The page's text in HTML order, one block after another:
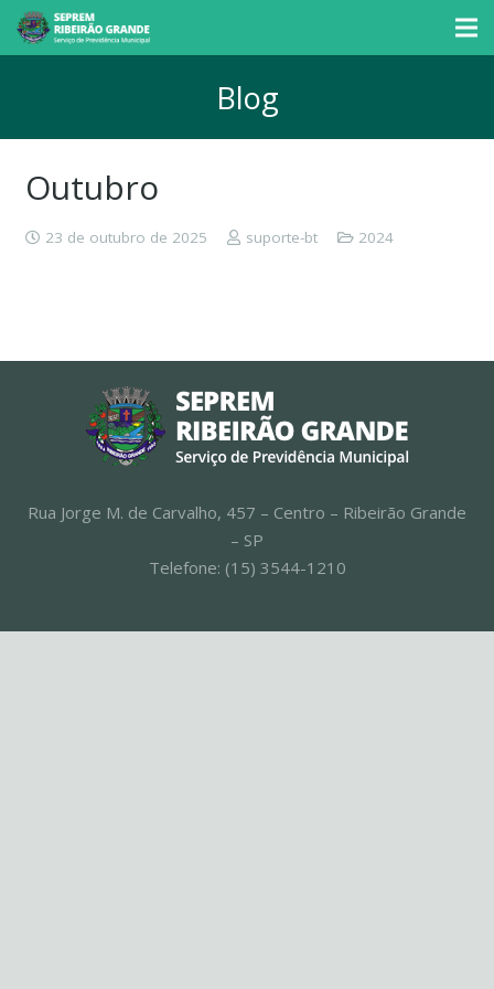
Blog
Outubro
23 de outubro de 2025 suporte-bt 2024
Rua Jorge M. de Carvalho, 457 – Centro – Ribeirão Grande
– SP
Telefone: (15) 3544-1210